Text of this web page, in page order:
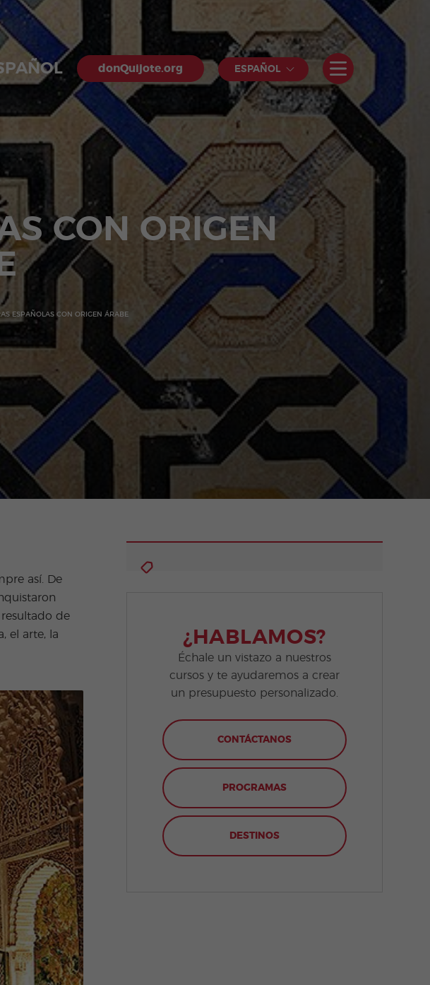
donQuijote.org ESPAÑOL
CON ORIGEN
ESPAÑOLAS CON ORIGEN ÁRABE
así. De
de
el arte, la
¿HABLAMOS?
Échale un vistazo a nuestros
cursos y te ayudaremos a crear
un presupuesto personalizado.
CONTÁCTANOS
PROGRAMAS
DESTINOS